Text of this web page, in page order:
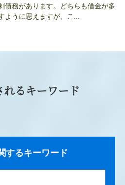
債務があります。どちらも借金が多
ように思えますが、こ...
れるキーワード
するキーワード